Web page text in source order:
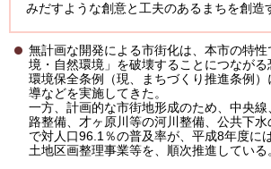
みだすような創意と工夫のあるまちを創造
無計画な開発による市街化は、本市の特
境・自然環境」を破壊することにつながる
環境保全条例（現、まちづくり推進条例
導などを実施してきた。
一方、計画的な市街地形成のため、中央
路整備、才ヶ原川等の河川整備、公共下
で対人口96.1％の普及率が、平成8年度に
土地区画整理事業等を、順次推進している